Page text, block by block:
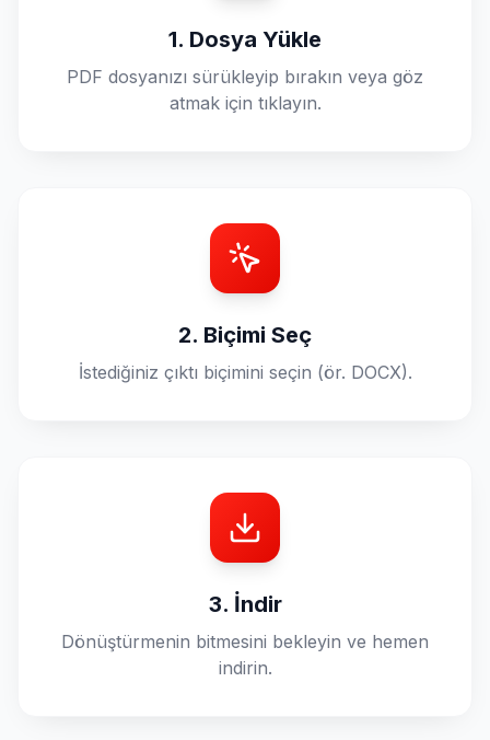
1. Dosya Yükle
PDF dosyanızı sürükleyip bırakın veya göz
atmak için tıklayın.
2. Biçimi Seç
İstediğiniz çıktı biçimini seçin (ör. DOCX).
3. İndir
Dönüştürmenin bitmesini bekleyin ve hemen
indirin.